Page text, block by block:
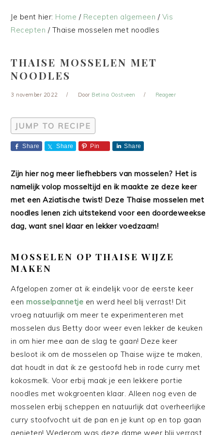
Je bent hier: Home / Recepten algemeen / Vis
Recepten /Thaise mosselen met noodles
THAISE MOSSELEN MET
NOODLES
3 november 2022 Door Betina Oostveen Reageer
JUMP TO RECIPE
Share Share Pin Share
Zijn hier nog meer liefhebbers van mosselen? Het is
namelijk volop mosseltijd en ik maakte ze deze keer
met een Aziatische twist! Deze Thaise mosselen met
noodles lenen zich uitstekend voor een doordeweekse
dag, want snel klaar en lekker voedzaam!
MOSSELEN OP THAISE WIJZE
MAKEN
Afgelopen zomer at ik eindelijk voor de eerste keer
eenmosselpannetje en werd heel blij verrast! Dit
vroeg natuurlijk om meer te experimenteren met
mosselen dus Betty door weer even lekker de keuken
in om hier mee aan de slag te gaan! Deze keer
besloot ik om de mosselen op Thaise wijze te maken,
dat houdt in dat ik ze gestoofd heb in rode curry met
kokosmelk. Voor erbij maak je een lekkere portie
noodles met wokgroenten klaar. Alleen nog even de
mosselen erbij scheppen en natuurlijk dat overheerlijke
curry stoofvocht uit de pan en je kunt op en top gaan
genieten! Wederom was deze dame weer blij verrast